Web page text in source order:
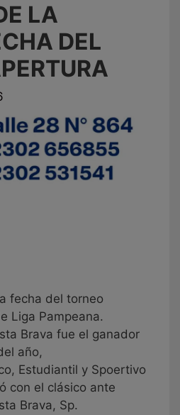
LA
DEL
fecha del torneo
Liga Pampeana.
Brava fue el ganador
año,
Estudiantil y Spoertivo
con el clásico ante
Brava, Sp.